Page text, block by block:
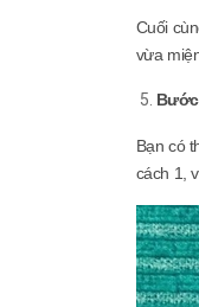
Cuối
vừa
Bạn có
cách 1,